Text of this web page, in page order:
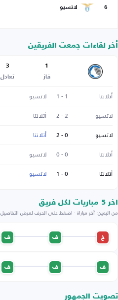
6 لاتسيو
أخر لقاءات جمعت الفريقين
1
فاز
3
تعادل
أتلانتا 1 - 1 لاتسيو
لاتسيو
2 - 2 أتلانتا
لاتسيو
0 - 2 أتلانتا
أتلانتا
0 - 0 لاتسيو
أتلانتا
0 - 1 لاتسيو
اخر 5 مباريات لكل فريق
من اليمين: آخر مباراة · اضغط على الحرف لعرض التفاصيل
خ ف ف
ف ف ف
تصويت الجمهور